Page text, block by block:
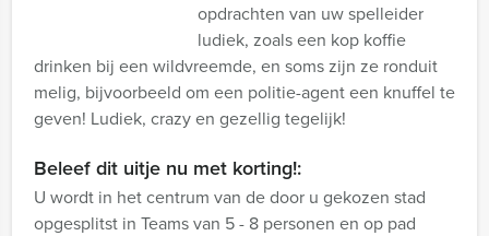
opdrachten van uw spelleider
ludiek, zoals een kop koffie
drinken bij een wildvreemde, en soms zijn ze ronduit
melig, bijvoorbeeld om een politie-agent een knuffel te
geven! Ludiek, crazy en gezellig tegelijk!
Beleef dit uitje nu met korting!:
U wordt in het centrum van de door u gekozen stad
opgesplitst in Teams van 5 - 8 personen en op pad